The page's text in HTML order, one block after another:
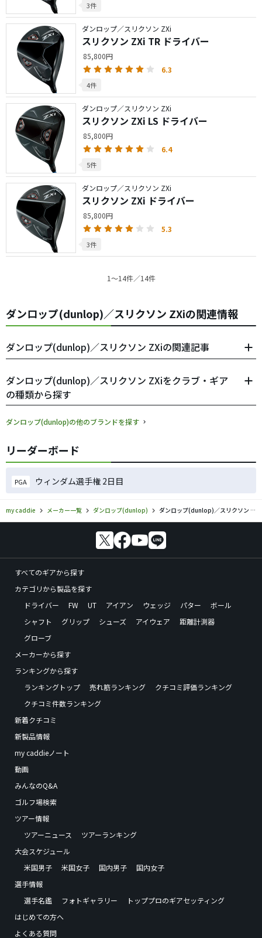
3件
ダンロップ／スリクソン ZXi
スリクソン ZXi TR ドライバー
85,800円
6.3
4件
ダンロップ／スリクソン ZXi
スリクソン ZXi LS ドライバー
85,800円
6.4
5件
ダンロップ／スリクソン ZXi
スリクソン ZXi ドライバー
85,800円
5.3
3件
1〜14件／14件
ダンロップ(dunlop)／スリクソン ZXiの関連情報
ダンロップ(dunlop)／スリクソン ZXiの関連記事
ダンロップ(dunlop)／スリクソン ZXiをクラブ・ギア
の種類から探す
ダンロップ(dunlop)の他のブランドを探す
リーダーボード
PGA ウィンダム選手権 2日目
my caddie メーカー一覧 ダンロップ(dunlop) ダンロップ(dunlop)／スリクソン ZXiのゴルフギアの口コミ評価
すべてのギアから探す
カテゴリから製品を探す
ドライバー
FW UT アイアン ウェッジ パター
ボール
シャフト
グリップ シューズ アイウェア
距離計測器
グローブ
メーカーから探す
ランキングから探す
ランキングトップ
売れ筋ランキング
クチコミ評価ランキング
クチコミ件数ランキング
新着クチコミ
新製品情報
my caddieノート
動画
みんなのQ&A
ゴルフ場検索
ツアー情報
ツアーニュース
ツアーランキング
大会スケジュール
米国男子
米国女子 国内男子
国内女子
選手情報
選手名鑑
フォトギャラリー
トッププロのギアセッティング
はじめての方へ
よくある質問